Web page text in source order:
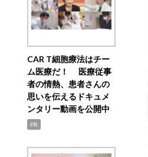
CAR T細胞療法はチー
ム医療だ！ 医療従事
者の情熱、患者さんの
思いを伝えるドキュメ
ンタリー動画を公開中
PR